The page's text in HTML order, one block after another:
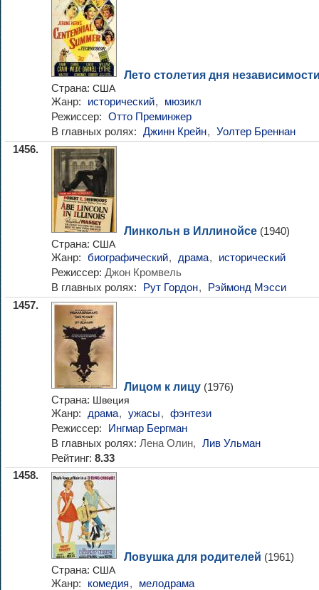
Лето столетия дня
Страна: США
Жанр: исторический,
мюзикл
Режиссер: Отто Преминжер
В главных ролях: Джинн Крейн, Уолтер Бреннан
1456.
Линкольн в Иллинойсе (1940)
Страна: США
Жанр: биографический, драма,
исторический
Режиссер: Джон Кромвель
В главных ролях:
Рут Гордон, Рэймонд Мэсси
1457.
Лицом к лицу (1976)
Страна: Швеция
Жанр: драма, ужасы, фэнтези
Режиссер:
Ингмар Бергман
В главных ролях: Лена Олин, Лив Ульман
Рейтинг: 8.33
1458.
Ловушка для родителей (1961)
Страна: США
Жанр: комедия,
мелодрама